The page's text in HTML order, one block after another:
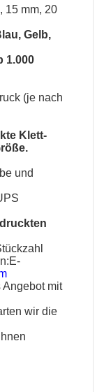
15 mm, 20
Gelb,
1.000
(je nach
Klett-
und
mit
wir die